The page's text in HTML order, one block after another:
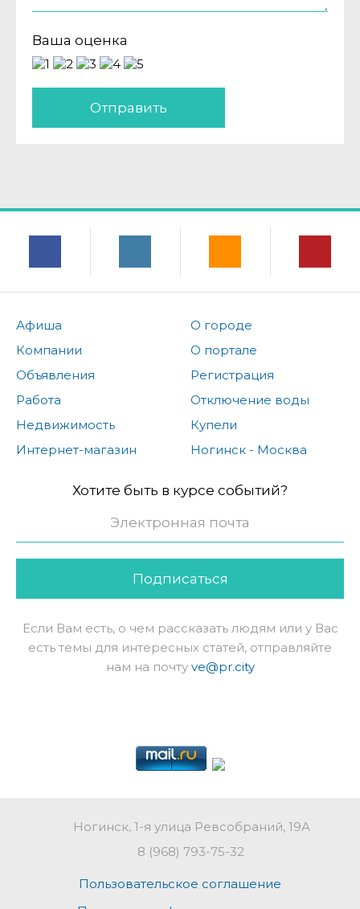
Ваша оценка
Отправить
Афиша
Компании
Объявления
Работа
Недвижимость
Интернет-магазин
О городе
О портале
Регистрация
Отключение воды
Купели
Ногинск - Москва
Хотите быть в курсе событий?
Подписаться
Если Вам есть, о чем рассказать людям или у Вас
есть темы для интересных статей, отправляйте
нам на почту ve@pr.city
Ногинск, 1-я улица Ревсобраний, 19А
8 (968) 793-75-32
Пользовательское соглашение